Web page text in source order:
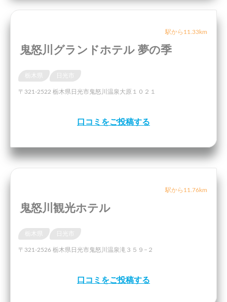
駅から11.33km
鬼怒川グランドホテル 夢の季
〒321-2522 栃木県日光市鬼怒川温泉大原１０２１
口コミをご投稿する
駅から11.76km
鬼怒川観光ホテル
〒321-2526 栃木県日光市鬼怒川温泉滝３５９−２
口コミをご投稿する